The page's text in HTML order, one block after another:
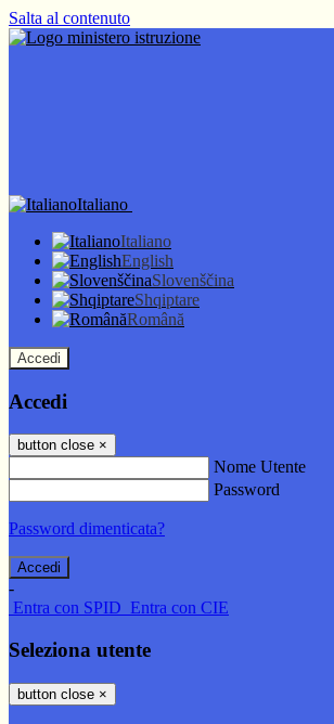
Salta al contenuto
Italiano
Italiano
English
Slovenščina
Shqiptare
Română
Accedi
Accedi
button close ×
Nome Utente
Password
Password dimenticata?
-
Entra con SPID Entra con CIE
Seleziona utente
button close ×